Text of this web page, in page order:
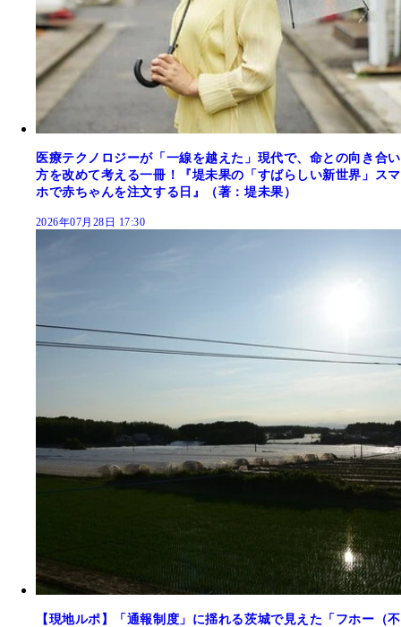
医療テクノロジーが「一線を越えた」現代で、命との向き合い
方を改めて考える一冊！『堤未果の「すばらしい新世界」スマ
ホで赤ちゃんを注文する日』（著：堤未果）
2026年07月28日 17:30
【現地ルポ】「通報制度」に揺れる茨城で見えた「フホー（不